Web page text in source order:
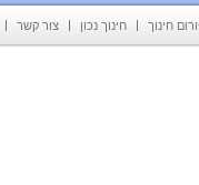
חינוך חינוך נכון צור קשר